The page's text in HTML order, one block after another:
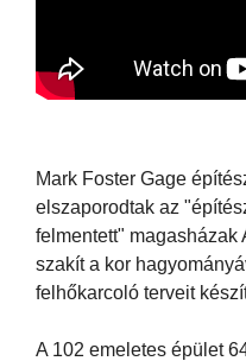
Mark Foster Gage
elszaporodtak az
felmentett" magasházak
szakít a kor
felhőkarcoló terveit
A 102 emeletes épület